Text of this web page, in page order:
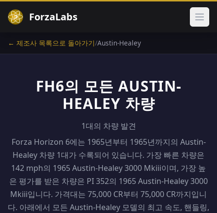
ForzaLabs 메인
← 제조사 목록으로 돌아가기/Austin-Healey
FH6의 모든 AUSTIN-
HEALEY 차량
1대의 차량 발견
Forza Horizon 6에는 1965년부터 1965년까지의 Austin-
Healey 차량 1대가 수록되어 있습니다. 가장 빠른 차량은
142 mph의 1965 Austin-Healey 3000 Mkiii이며, 가장 높
은 평가를 받은 차량은 PI 352의 1965 Austin-Healey 3000
Mkiii입니다. 가격대는 75,000 CR부터 75,000 CR까지입니
다. 아래에서 모든 Austin-Healey 모델의 최고 속도, 핸들링,